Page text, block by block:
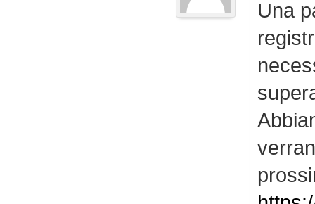
Una